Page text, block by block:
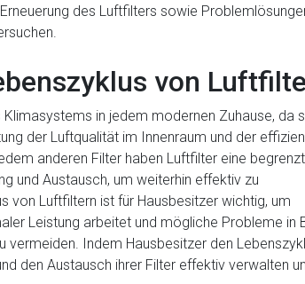
des Luftfilters sowie
von
in jedem modernen Zuhause, da
der Luftqualität im Innenraum und der
anderen Filter haben Luftfilter eine
und Austausch, um weiterhin effektiv zu
von Luftfiltern ist für Hausbesitzer wichtig, um
Leistung arbeitet und mögliche Probleme in
Indem Hausbesitzer den
den Austausch ihrer Filter effektiv verwalten